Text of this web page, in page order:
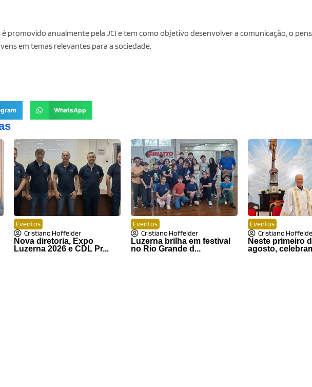
promovido anualmente pela JCI e tem como objetivo desenvolver a comunicação, o
em temas relevantes para a sociedade.
WhatsApp
Eventos
Cristiano Hoffelder
Nova diretoria, Expo
Luzerna 2026 e CDL Pr...
Eventos
Cristiano Hoffelder
Luzerna brilha em festival
no Rio Grande d...
Eventos
Cristiano
Neste primeiro
agosto,